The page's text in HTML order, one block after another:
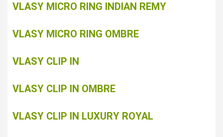
VLASY MICRO RING INDIAN REMY
VLASY MICRO RING OMBRE
VLASY CLIP IN
VLASY CLIP IN OMBRE
VLASY CLIP IN LUXURY ROYAL